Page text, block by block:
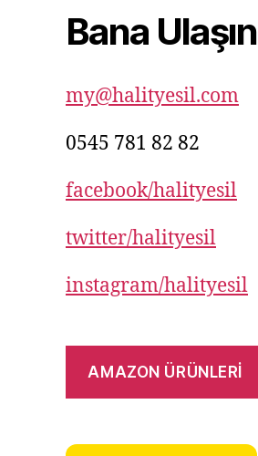
Bana Ulaşın
my@halityesil.com
0545 781 82 82
facebook/halityesil
twitter/halityesil
instagram/halityesil
AMAZON ÜRÜNLERİ